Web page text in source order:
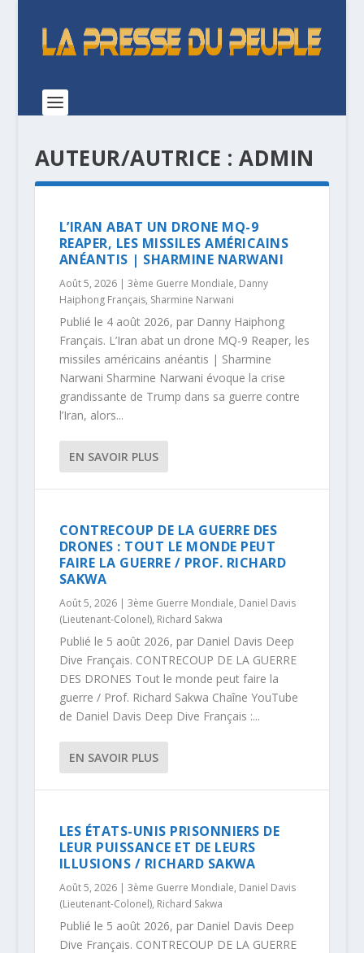
AUTEUR/AUTRICE :ADMIN
L’IRAN ABAT UN DRONE MQ-9
REAPER, LES MISSILES AMÉRICAINS
ANÉANTIS | SHARMINE NARWANI
Août 5, 2026| 3ème Guerre Mondiale, Danny
Haiphong Français, Sharmine Narwani
Publié le 4 août 2026, par Danny Haiphong
Français. L’Iran abat un drone MQ-9 Reaper, les
missiles américains anéantis | Sharmine
Narwani Sharmine Narwani évoque la crise
grandissante de Trump dans sa guerre contre
l’Iran, alors...
EN SAVOIR PLUS
CONTRECOUP DE LA GUERRE DES
DRONES : TOUT LE MONDE PEUT
FAIRE LA GUERRE / PROF. RICHARD
SAKWA
Août 5, 2026| 3ème Guerre Mondiale, Daniel Davis
(Lieutenant-Colonel), Richard Sakwa
Publié le 5 août 2026, par Daniel Davis Deep
Dive Français. CONTRECOUP DE LA GUERRE
DES DRONES Tout le monde peut faire la
guerre / Prof. Richard Sakwa Chaîne YouTube
de Daniel Davis Deep Dive Français :...
EN SAVOIR PLUS
LES ÉTATS-UNIS PRISONNIERS DE
LEUR PUISSANCE ET DE LEURS
ILLUSIONS / RICHARD SAKWA
Août 5, 2026| 3ème Guerre Mondiale, Daniel Davis
(Lieutenant-Colonel), Richard Sakwa
Publié le 5 août 2026, par Daniel Davis Deep
Dive Français. CONTRECOUP DE LA GUERRE